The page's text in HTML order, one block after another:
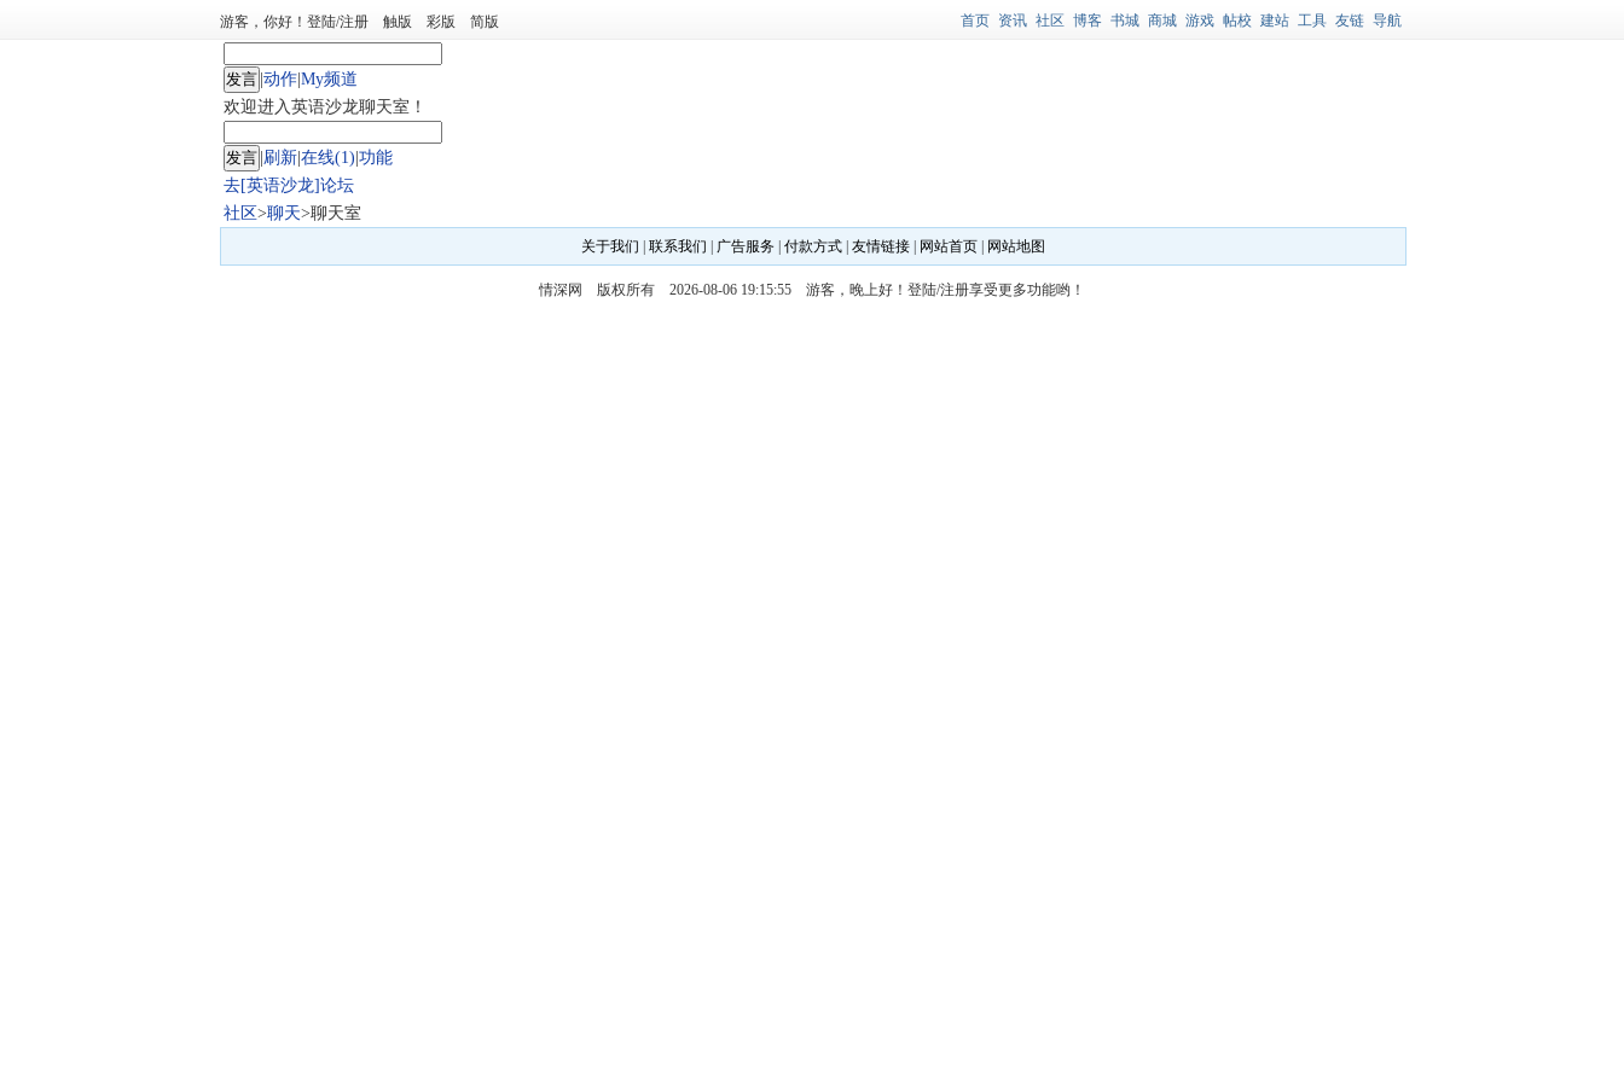
游客，你好！ 登陆/注册 触版 彩版 简版 首页 资讯 社区 博客 书城 商城 游戏 帖校 建站 工具 友链 导航
动作| My频道
欢迎进入英语沙龙聊天室！
刷新| 在线(1) 功能
去[英语沙龙]论坛
社区>聊天>聊天室
关于我们 联系我们 广告服务 付款方式 友情链接 网站首页 网站地图
情深网 版权所有 2026-08-06 19:15:55 游客，晚上好！ 登陆/注册享受更多功能哟！